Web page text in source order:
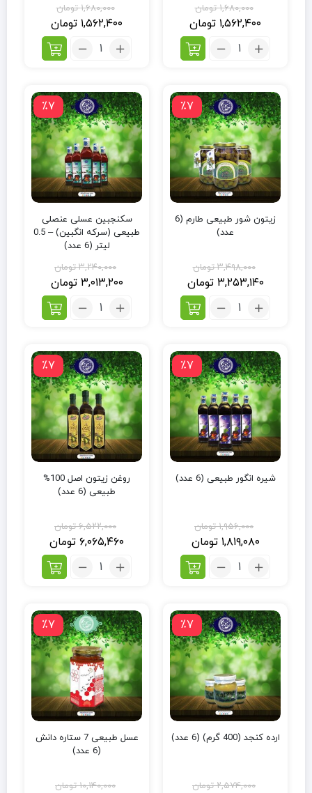
۱,۶۸۰,۰۰۰ تومان
۱,۵۶۲,۴۰۰ تومان
۱,۶۸۰,۰۰۰ تومان
۱,۵۶۲,۴۰۰ تومان
٪7
زیتون شور طبیعی طارم (6
عدد)
۳,۴۹۸,۰۰۰ تومان
۳,۲۵۳,۱۴۰ تومان
٪7
سکنجبین عسلی عنصلی
طبیعی (سرکه انگبین) – 0.5
لیتر (6 عدد)
۳,۲۴۰,۰۰۰ تومان
۳,۰۱۳,۲۰۰ تومان
٪7
شیره انگور طبیعی (6 عدد)
۱,۹۵۶,۰۰۰ تومان
۱,۸۱۹,۰۸۰ تومان
٪7
روغن زیتون اصل 100%
طبیعی (6 عدد)
۶,۵۲۲,۰۰۰ تومان
۶,۰۶۵,۴۶۰ تومان
٪7
ارده کنجد (400 گرم) (6 عدد)
۲,۵۷۴,۰۰۰ تومان
٪7
عسل طبیعی 7 ستاره دانش
(6 عدد)
۱۰,۱۴۰,۰۰۰ تومان